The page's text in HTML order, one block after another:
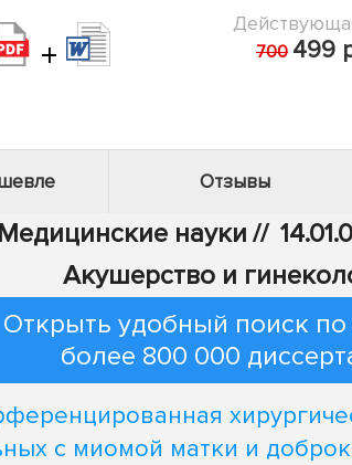
+ 700 499
Отзывы
науки //
Акушерство и
Открыть удобный поиск по
более 800 000
с миомой матки и